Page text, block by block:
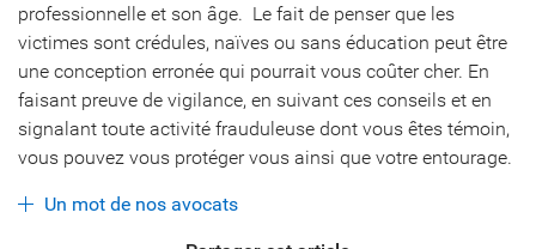
professionnelle et son âge. Le fait de penser que les
victimes sont crédules, naïves ou sans éducation peut être
une conception erronée qui pourrait vous coûter cher. En
faisant preuve de vigilance, en suivant ces conseils et en
signalant toute activité frauduleuse dont vous êtes témoin,
vous pouvez vous protéger vous ainsi que votre entourage.
Un mot de nos avocats